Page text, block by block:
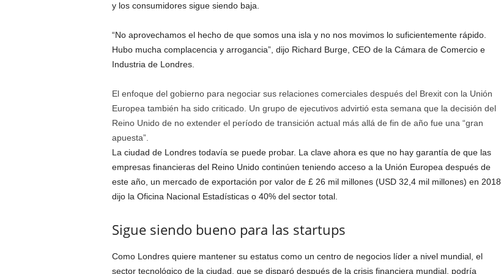
y los consumidores sigue siendo baja.
“No aprovechamos el hecho de que somos una isla y no nos movimos lo suficientemente rápido.
Hubo mucha complacencia y arrogancia”, dijo Richard Burge, CEO de la Cámara de Comercio e
Industria de Londres.
El enfoque del gobierno para negociar sus relaciones comerciales después del Brexit con la Unión
Europea también ha sido criticado. Un grupo de ejecutivos advirtió esta semana que la decisión del
Reino Unido de no extender el período de transición actual más allá de fin de año fue una “gran
apuesta”.
La ciudad de Londres todavía se puede probar. La clave ahora es que no hay garantía de que las
empresas financieras del Reino Unido continúen teniendo acceso a la Unión Europea después de
este año, un mercado de exportación por valor de £ 26 mil millones (USD 32,4 mil millones) en 2018,
dijo la Oficina Nacional Estadísticas o 40% del sector total.
Sigue siendo bueno para las startups
Como Londres quiere mantener su estatus como un centro de negocios líder a nivel mundial, el
sector tecnológico de la ciudad, que se disparó después de la crisis financiera mundial, podría